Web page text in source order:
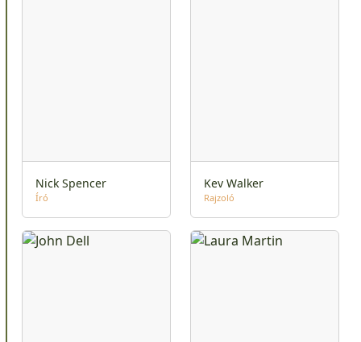
Nick Spencer
Író
Kev Walker
Rajzoló